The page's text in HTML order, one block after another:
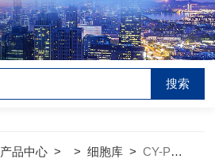
产品中心 > >细胞库 >CY-PC-RT0138大鼠脊髓神经元细胞